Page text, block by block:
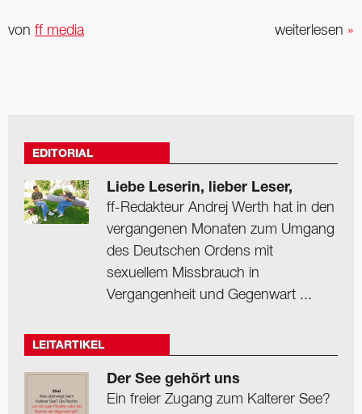
weiterlesen »
von ff media
EDITORIAL
Liebe Leserin, lieber Leser,
ff-Redakteur Andrej Werth hat in den
vergangenen Monaten zum Umgang
des Deutschen Ordens mit
sexuellem Missbrauch in
Vergangenheit und Gegenwart ...
LEITARTIKEL
Der See gehört uns
Ein freier Zugang zum Kalterer See?